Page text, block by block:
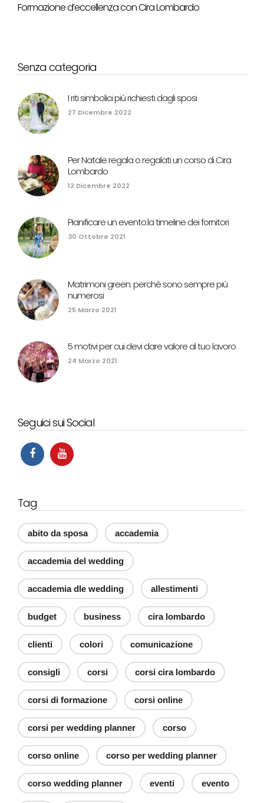
Formazione d’eccellenza con Cira Lombardo
Senza categoria
I riti simbolici più richiesti dagli sposi
27 Dicembre 2022
Per Natale regala o regalati un corso di Cira
Lombardo
12 Dicembre 2022
Pianificare un evento:la timeline dei fornitori
30 Ottobre 2021
Matrimoni green: perché sono sempre più
numerosi
25 Marzo 2021
5 motivi per cui devi dare valore al tuo lavoro
24 Marzo 2021
Seguici sui Social
Tag
abito da sposa accademia
accademia del wedding
accademia dle wedding allestimenti
budget business cira lombardo
clienti colori comunicazione
consigli corsi corsi cira lombardo
corsi di formazione corsi online
corsi per wedding planner corso
corso online corso per wedding planner
corso wedding planner eventi evento